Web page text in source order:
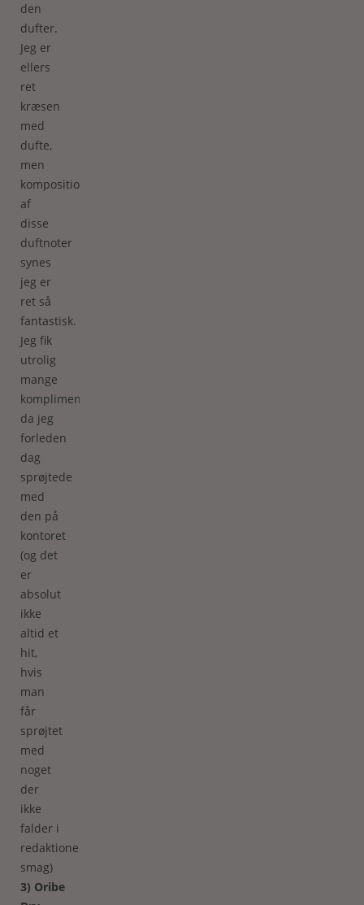
den
dufter.
Jeg er
ellers
ret
kræsen
med
dufte,
men
kompositionen
af
disse
duftnoter
synes
jeg er
ret så
fantastisk.
Jeg fik
utrolig
mange
komplimenter,
da jeg
forleden
dag
sprøjtede
med
den på
kontoret
(og det
er
absolut
ikke
altid et
hit,
hvis
man
får
sprøjtet
med
noget
der
ikke
falder i
redaktionens
smag)
3) Oribe